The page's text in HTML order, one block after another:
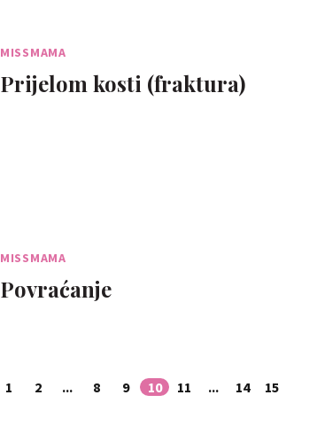
MISSMAMA
Prijelom kosti (fraktura)
MISSMAMA
Povraćanje
1 2 ... 8 9 10 11 ... 14 15